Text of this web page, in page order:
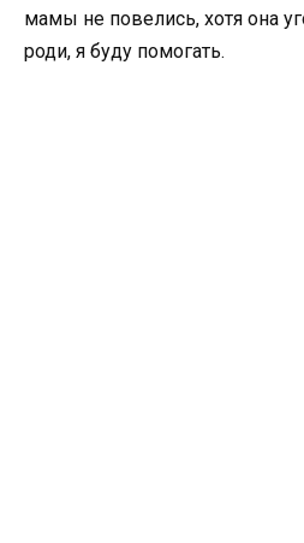
мамы не повелись, хотя она
роди, я буду помогать.